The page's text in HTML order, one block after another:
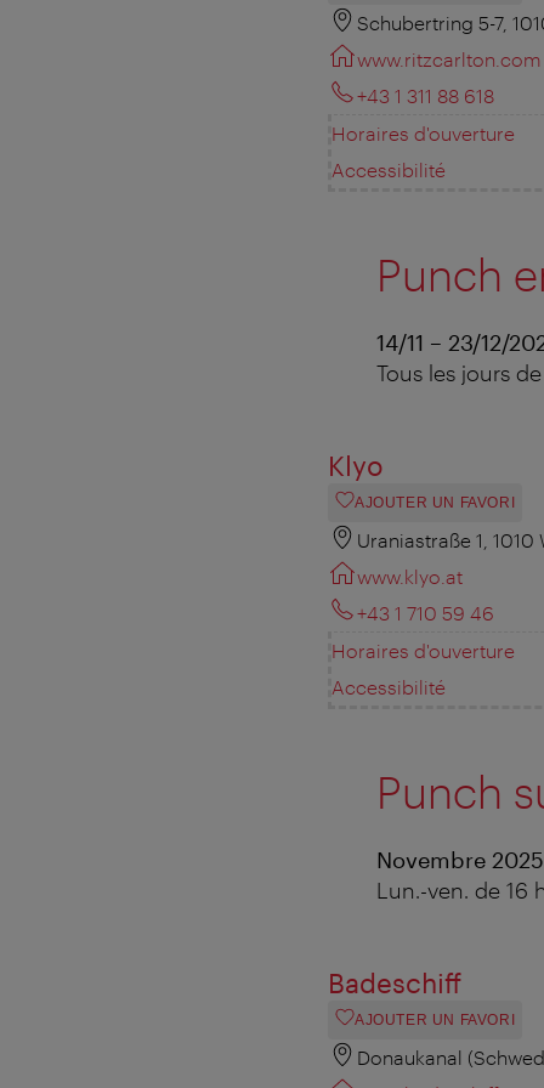
Schubertring 5-7,
www.ritzcarlton.com
+43 1 311 88 618
Horaires d'ouverture
Accessibilité
Punch
14/11 – 23/12/
Tous les jours
Klyo
AJOUTER UN FAVORI
Uraniastraße 1, 1010
www.klyo.at
+43 1 710 59 46
Horaires d'ouverture
Accessibilité
Punch
Novembre
Lun.-ven. de 16
Badeschiff
AJOUTER UN FAVORI
Donaukanal